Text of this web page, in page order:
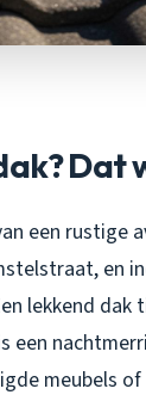
Dat
een rustige
en
lekkend dak
een
meubels